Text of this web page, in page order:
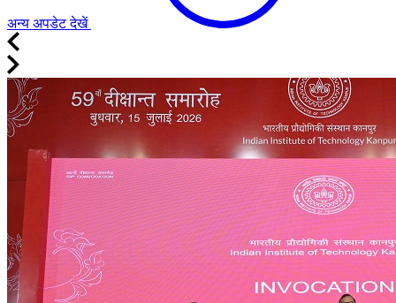
अन्य अपडेट देखें